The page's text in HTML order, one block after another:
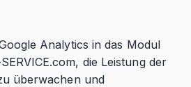
Analytics in das Modul
die Leistung der
überwachen und